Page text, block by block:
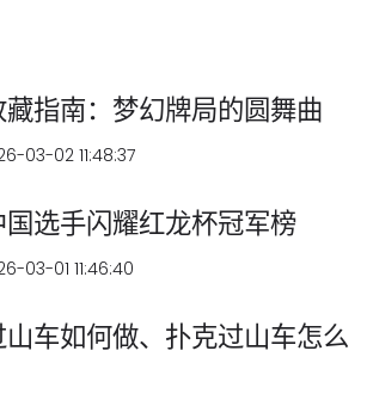
指南：梦幻牌局的圆舞曲
03-02 11:48:37
选手闪耀红龙杯冠军榜
03-01 11:46:40
车如何做、扑克过山车怎么